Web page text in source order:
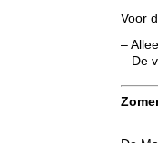
Voor
–
– De